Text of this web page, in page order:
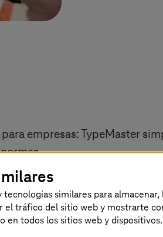
empresas: TypeMaster
similares para
el tráfico del sitio web y mostrarte
en todos los sitios web y